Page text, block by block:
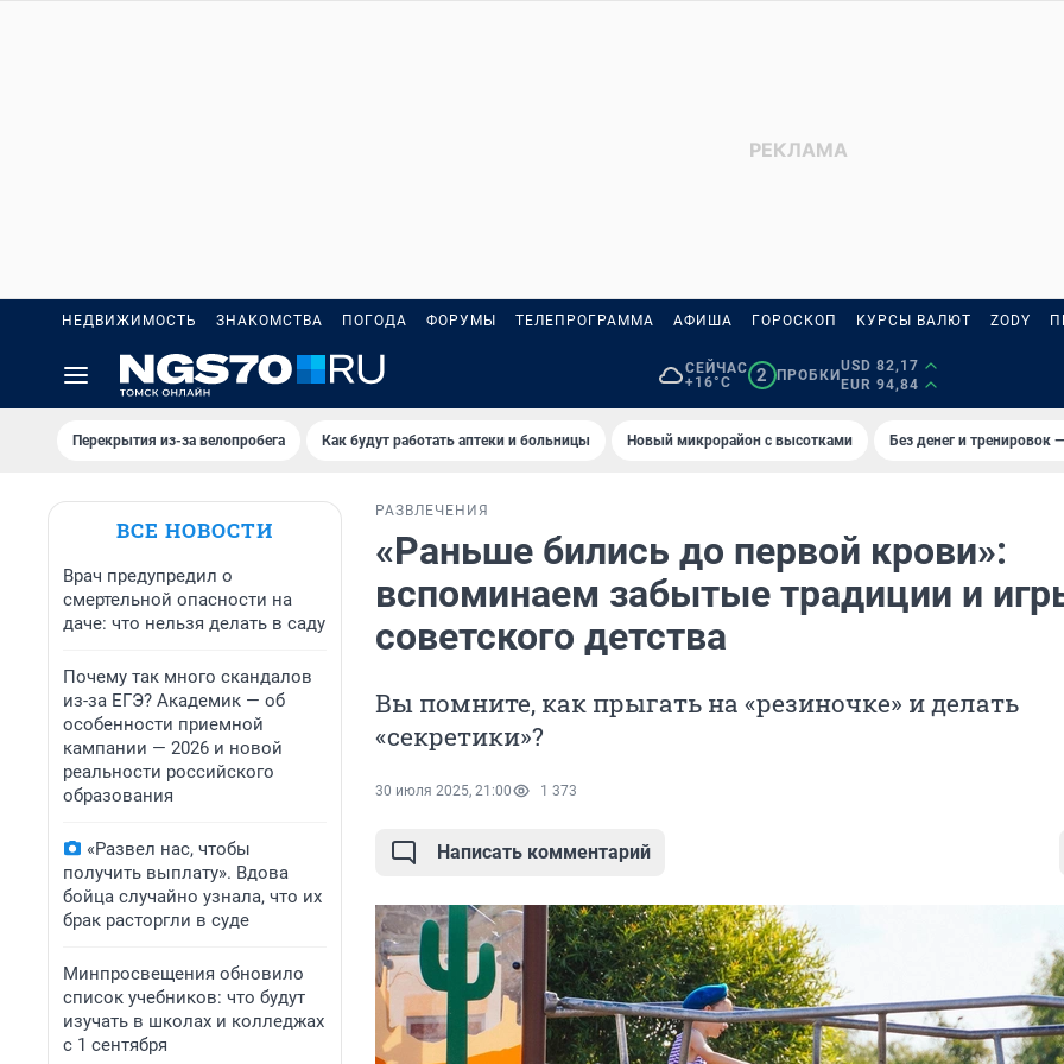
НЕДВИЖИМОСТЬ ЗНАКОМСТВА ПОГОДА ФОРУМЫ ТЕЛЕПРОГРАММА АФИША ГОРОСКОП КУРСЫ ВАЛЮТ ZODY
СЕЙЧАС
+16°C
2 ПРОБКИ
USD 82,17
EUR 94,84
Перекрытия из-за велопробега Как будут работать аптеки и больницы Новый микрорайон с высотками Без денег и тренировок
ВСЕ НОВОСТИ
Врач предупредил о
смертельной опасности на
даче: что нельзя делать в саду
Почему так много скандалов
из-за ЕГЭ? Академик — об
особенности приемной
кампании — 2026 и новой
реальности российского
образования
«Развел нас, чтобы
получить выплату». Вдова
бойца случайно узнала, что их
брак расторгли в суде
Минпросвещения обновило
список учебников: что будут
изучать в школах и колледжах
с 1 сентября
РАЗВЛЕЧЕНИЯ
«Раньше бились до первой крови»:
вспоминаем забытые традиции и
советского детства
Вы помните, как прыгать на «резиночке» и делать
«секретики»?
30 июля 2025, 21:00 1 373
Написать комментарий